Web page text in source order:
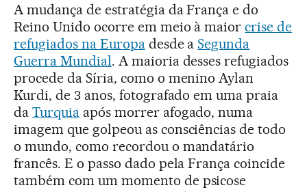
A mudança de estratégia da França e do
Reino Unido ocorre em meio à maiorcrise de
refugiados na Europadesde aSegunda
Guerra Mundial. A maioria desses refugiados
procede da Síria, como o menino Aylan
Kurdi, de 3 anos, fotografado em uma praia
da Turquiaapós morrer afogado, numa
imagem que golpeou as consciências de todo
o mundo, como recordou o mandatário
francês. E o passo dado pela França coincide
também com um momento de psicose